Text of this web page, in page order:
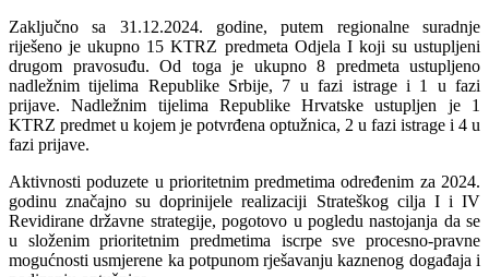
Zaključno sa 31.12.2024. godine, putem regionalne suradnje
riješeno je ukupno 15 KTRZ predmeta Odjela I koji su ustupljeni
drugom pravosuđu. Od toga je ukupno 8 predmeta ustupljeno
nadležnim tijelima Republike Srbije, 7 u fazi istrage i 1 u fazi
prijave. Nadležnim tijelima Republike Hrvatske ustupljen je 1
KTRZ predmet u kojem je potvrđena optužnica, 2 u fazi istrage i 4 u
fazi prijave.
Aktivnosti poduzete u prioritetnim predmetima određenim za 2024.
godinu značajno su doprinijele realizaciji Strateškog cilja I i IV
Revidirane državne strategije, pogotovo u pogledu nastojanja da se
u složenim prioritetnim predmetima iscrpe sve procesno-pravne
mogućnosti usmjerene ka potpunom rješavanju kaznenog događaja i